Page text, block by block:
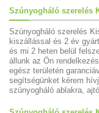
Szúnyogháló szerelés
Szúnyogháló szerelés
kiszállással és 2 év
és mi 2 heten belül
állunk az Ön
egész területén
segítségünket kérem
szúnyogháló ablakra,